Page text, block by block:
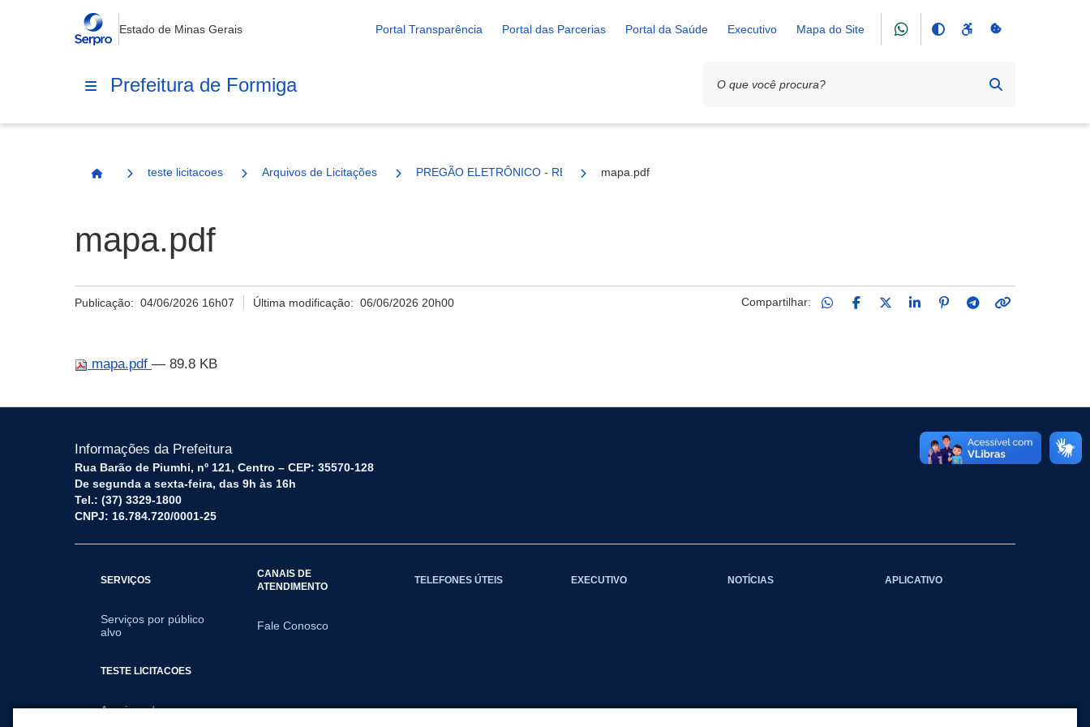
Estado de Minas Gerais Portal Transparência Portal das Parcerias Portal da Saúde Executivo Mapa do Site
Prefeitura de Formiga
Página Inicial
teste licitacoes Arquivos de Licitações PREGÃO ELETRÔNICO - REGISTRO DE PREÇOS 87/2025
mapa.pdf
mapa.pdf
Publicação: 04/06/2026 16h07 Última modificação:06/06/2026 20h00 Compartilhar:
mapa.pdf — 89.8 KB
Informações da Prefeitura
Rua Barão de Piumhi, nº 121, Centro – CEP: 35570-128
De segunda a sexta-feira, das 9h às 16h
Tel.: (37) 3329-1800
CNPJ: 16.784.720/0001-25
SERVIÇOS
Serviços por público
alvo
CANAIS DE
ATENDIMENTO
Fale Conosco
TELEFONES ÚTEIS EXECUTIVO NOTÍCIAS APLICATIVO
TESTE LICITACOES
Arquivos de